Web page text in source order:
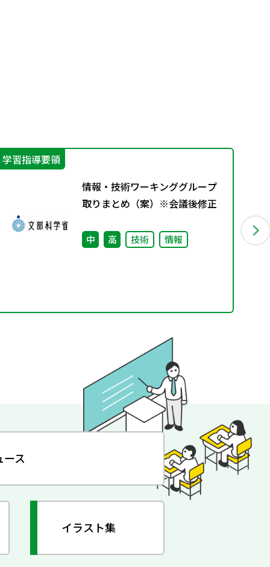
学習指導要領
情報・技術ワーキンググループ
取りまとめ（案）※会議後修正
中 高 技術 情報
ース
イラスト集